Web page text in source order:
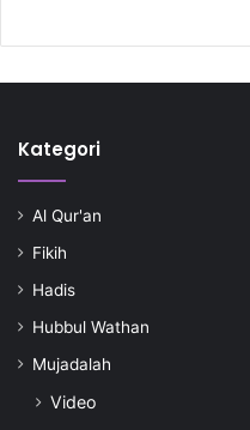
Kategori
Al Qur'an
Fikih
Hadis
Hubbul Wathan
Mujadalah
Video